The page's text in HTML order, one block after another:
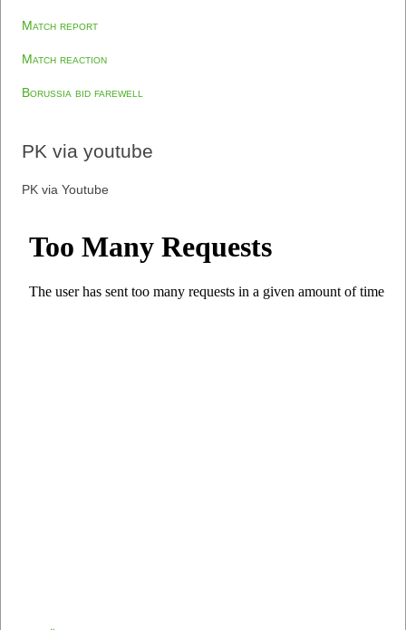
Match report
Match reaction
Borussia bid farewell
PK via youtube
PK via Youtube